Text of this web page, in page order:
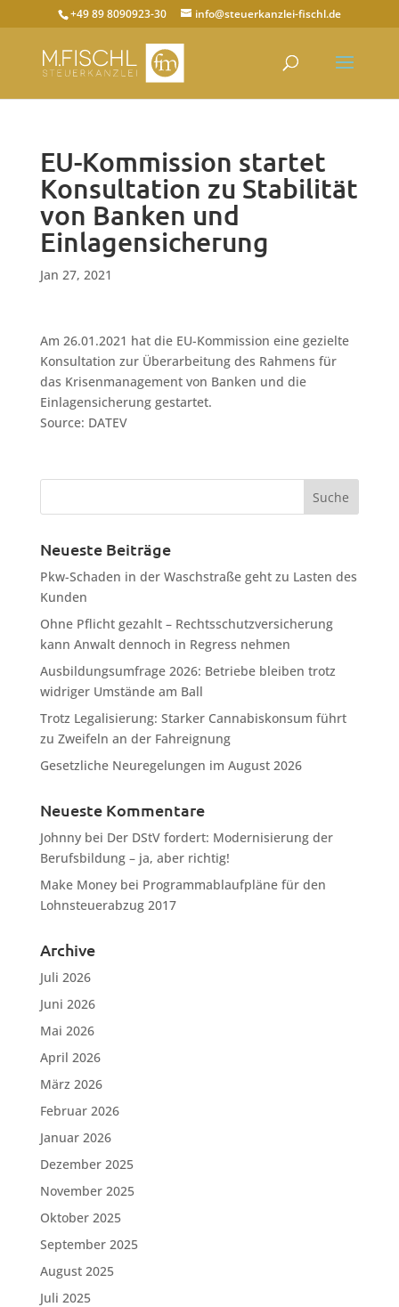
+49 89 8090923-30 info@steuerkanzlei-fischl.de
EU-Kommission startet
Konsultation zu Stabilität
von Banken und
Einlagensicherung
Jan 27, 2021
Am 26.01.2021 hat die EU-Kommission eine gezielte
Konsultation zur Überarbeitung des Rahmens für
das Krisenmanagement von Banken und die
Einlagensicherung gestartet.
Source: DATEV
Neueste Beiträge
Pkw-Schaden in der Waschstraße geht zu Lasten des
Kunden
Ohne Pflicht gezahlt – Rechtsschutzversicherung
kann Anwalt dennoch in Regress nehmen
Ausbildungsumfrage 2026: Betriebe bleiben trotz
widriger Umstände am Ball
Trotz Legalisierung: Starker Cannabiskonsum führt
zu Zweifeln an der Fahreignung
Gesetzliche Neuregelungen im August 2026
Neueste Kommentare
Johnnybei Der DStV fordert: Modernisierung der
Berufsbildung – ja, aber richtig!
Make Moneybei Programmablaufpläne für den
Lohnsteuerabzug 2017
Archive
Juli 2026
Juni 2026
Mai 2026
April 2026
März 2026
Februar 2026
Januar 2026
Dezember 2025
November 2025
Oktober 2025
September 2025
August 2025
Juli 2025